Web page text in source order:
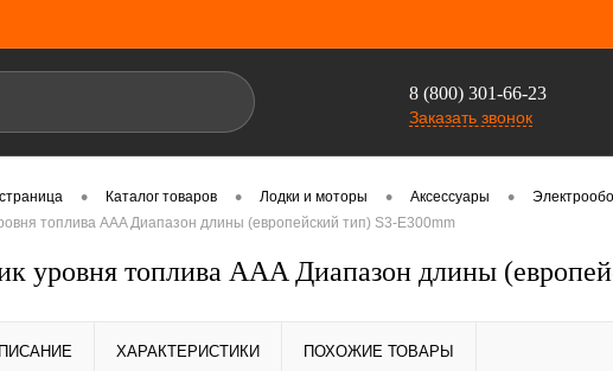
8 (800) 301-66-23
Заказать звонок
• Каталог товаров • Лодки и моторы • Аксессуары •
топлива AAA Диапазон длины (европейский тип) S3-E300mm
уровня топлива AAA Диапазон длины
ХАРАКТЕРИСТИКИ ПОХОЖИЕ ТОВАРЫ